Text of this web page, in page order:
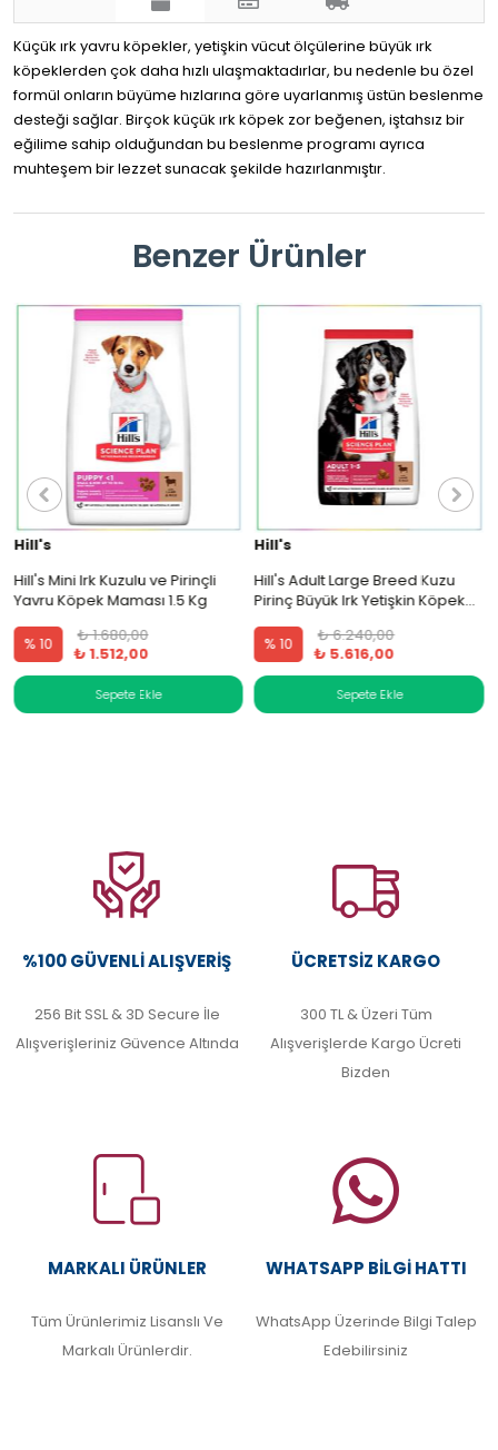
Küçük ırk yavru köpekler, yetişkin vücut ölçülerine büyük ırk
köpeklerden çok daha hızlı ulaşmaktadırlar, bu nedenle bu özel
formül onların büyüme hızlarına göre uyarlanmış üstün beslenme
desteği sağlar. Birçok küçük ırk köpek zor beğenen, iştahsız bir
eğilime sahip olduğundan bu beslenme programı ayrıca
muhteşem bir lezzet sunacak şekilde hazırlanmıştır.
Benzer Ürünler
Hill's
Hill's Mini Irk Kuzulu ve Pirinçli
Yavru Köpek Maması 1.5 Kg
% 10
₺ 1.680,00
₺ 1.512,00
Hill's
Hill's Adult Large Breed Kuzu
Pirinç Büyük Irk Yetişkin Köpek
% 10
₺ 6.240,00
₺ 5.616,00
%100 GÜVENLI ALIŞVERIŞ
256 Bit SSL & 3D Secure İle
Alışverişleriniz Güvence Altında
ÜCRETSIZ KARGO
300 TL & Üzeri Tüm
Alışverişlerde Kargo Ücreti
Bizden
MARKALI ÜRÜNLER
Tüm Ürünlerimiz Lisanslı Ve
Markalı Ürünlerdir.
WHATSAPP BILGI HATTI
WhatsApp Üzerinde Bilgi Talep
Edebilirsiniz